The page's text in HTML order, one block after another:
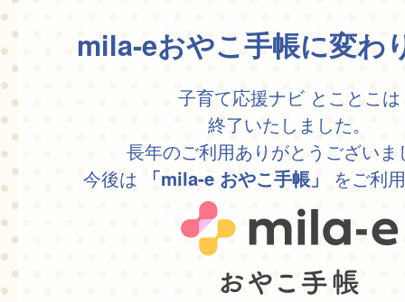
mila-eおやこ手帳に変わ
子育て応援ナビ とことこは
終了いたしました。
長年のご利用ありがとうございま
今後は
「mila-e おやこ手帳」 をご利